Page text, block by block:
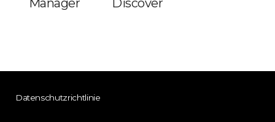
Manager
Discover
Datenschutzrichtlinie